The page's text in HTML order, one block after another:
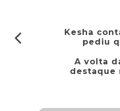
Kesha
pediu
A volta
destaque